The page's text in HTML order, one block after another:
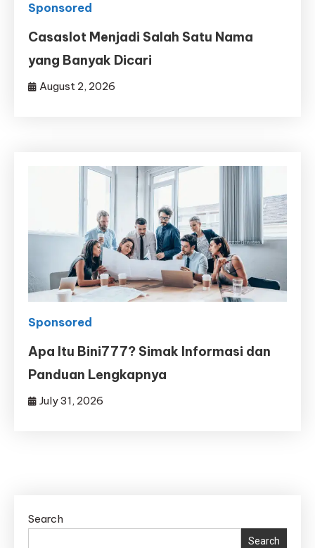
Sponsored
Casaslot Menjadi Salah Satu Nama
yang Banyak Dicari
August 2, 2026
Sponsored
Apa Itu Bini777? Simak Informasi dan
Panduan Lengkapnya
July 31, 2026
Search
Search